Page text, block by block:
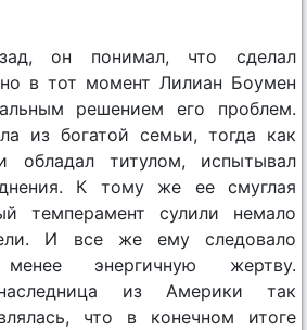
он понимал, что сделал
в тот момент Лилиан Боумен
решением его проблем.
из богатой семьи, тогда как
обладал титулом, испытывал
К тому же ее смуглая
темперамент сулили немало
И все же ему следовало
энергичную жертву.
наследница из Америки так
что в конечном итоге